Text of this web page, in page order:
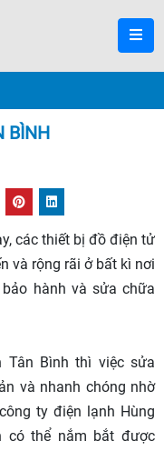
BÌNH
các thiết bị đồ điện tử
và rộng rãi ở bất kì nơi
hành và sửa chữa
Bình thì việc sửa
và nhanh chóng nhờ
ty điện lạnh Hùng
có thể nắm bắt được